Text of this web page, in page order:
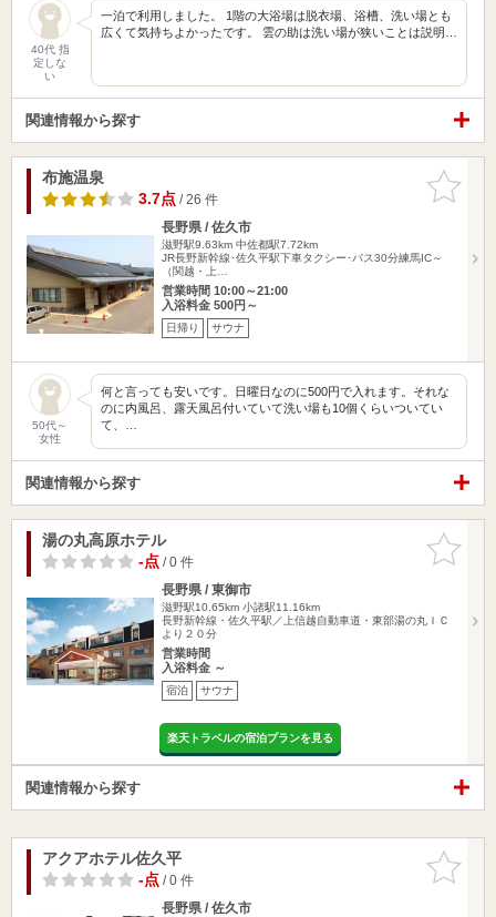
40代 指
定しな
い
一泊で利用しました。 1階の大浴場は脱衣場、浴槽、洗い場とも
広くて気持ちよかったです。 雲の助は洗い場が狭いことは説明…
関連情報から探す
お気に入
りに追加
布施温泉
3.7点/ 26 件
長野県 / 佐久市
滋野駅9.63km 中佐都駅7.72km
JR長野新幹線･佐久平駅下車タクシー･バス30分練馬IC～
（関越・上…
営業時間 10:00～21:00
入浴料金 500円～
日帰り サウナ
50代～
女性
何と言っても安いです。日曜日なのに500円で入れます。それな
のに内風呂、露天風呂付いていて洗い場も10個くらいついてい
て、…
関連情報から探す
お気に入
りに追加
湯の丸高原ホテル
-点/ 0 件
長野県 / 東御市
滋野駅10.65km 小諸駅11.16km
長野新幹線・佐久平駅／上信越自動車道・東部湯の丸ＩＣ
より２０分
営業時間
入浴料金 ～
宿泊 サウナ
楽天トラベルの宿泊プランを見る
関連情報から探す
お気に入
りに追加
アクアホテル佐久平
-点/ 0 件
長野県 / 佐久市